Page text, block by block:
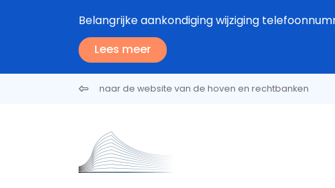
Belangrijke aankondiging wijziging
Lees meer
naar de website van de hoven en rechtbanken